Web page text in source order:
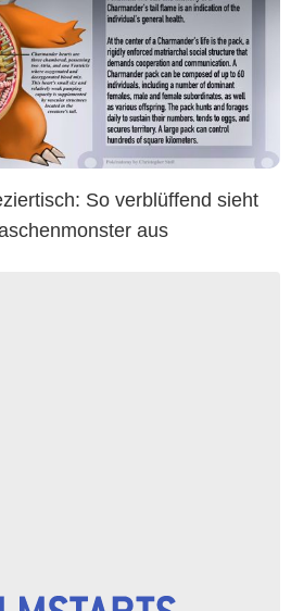
So verblüffend sieht
aus